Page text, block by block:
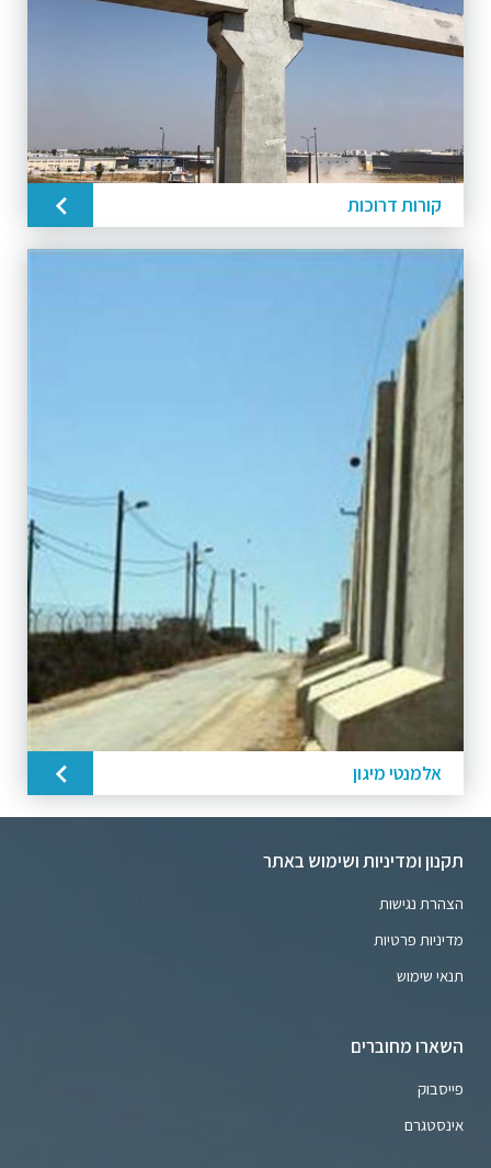
קורות דרוכות
אלמנטי מיגון
תקנון ומדיניות ושימוש באתר
הצהרת נגישות
מדיניות פרטיות
תנאי שימוש
השארו מחוברים
פייסבוק
אינסטגרם